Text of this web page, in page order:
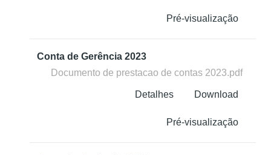
Pré-visualização
Conta de Gerência 2023
Documento de prestacao de contas 2023.pdf
Download
Detalhes
Pré-visualização